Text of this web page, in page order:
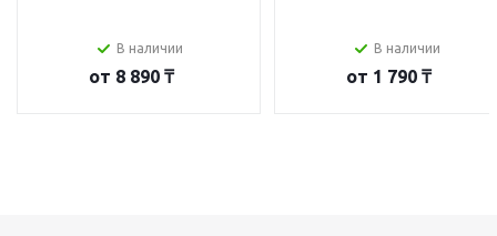
В наличии
от 8 890 ₸
В наличии
от 1 790 ₸